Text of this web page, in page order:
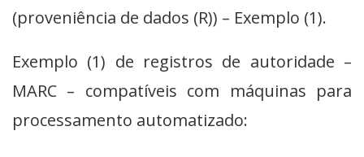
(proveniência de dados (R)) – Exemplo (1).
Exemplo (1) de registros de autoridade –
MARC – compatíveis com máquinas para
processamento automatizado: